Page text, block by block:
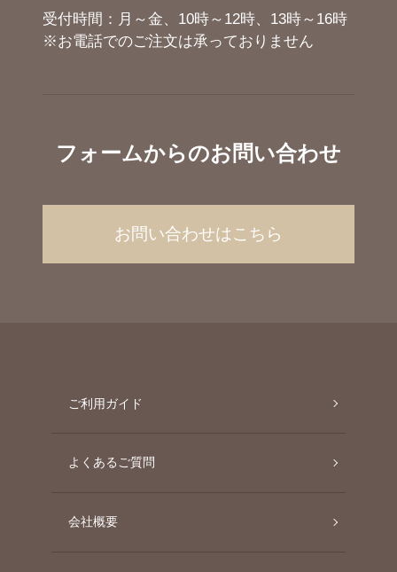
受付時間：月～金、10時～12時、13時～16時
※お電話でのご注文は承っておりません
フォームからのお問い合わせ
お問い合わせはこちら
ご利用ガイド
よくあるご質問
会社概要